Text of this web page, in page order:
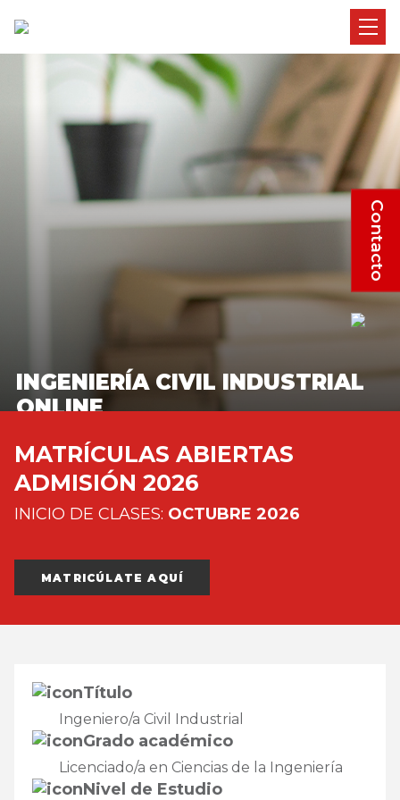
INGENIERÍA CIVIL INDUSTRIAL
ONLINE
MATRÍCULAS ABIERTAS
ADMISIÓN 2026
INICIO DE CLASES: OCTUBRE 2026
MATRICÚLATE AQUÍ
Título
Ingeniero/a Civil Industrial
Grado académico
Licenciado/a en Ciencias de la Ingeniería
Nivel de Estudio
Contacto